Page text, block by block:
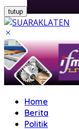
tutup
Home
Berita
Politik